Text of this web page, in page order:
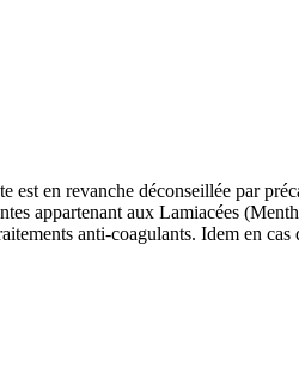
est en revanche déconseillée par
appartenant aux Lamiacées
anti-coagulants. Idem en cas